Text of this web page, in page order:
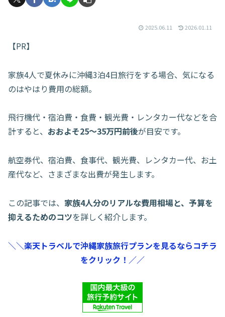
2025.06.11 2026.01.11
【PR】
家族4人で夏休みに沖縄3泊4日旅行をする場合、気になる
のはやはり費用の総額。
飛行機代・宿泊費・食費・観光費・レンタカー代などを合
計すると、 おおよそ25〜35万円前後が目安です。
航空券代、宿泊費、食事代、観光費、レンタカー代、お土
産代など、さまざまな出費が発生します。
この記事では、 家族4人分のリアルな費用相場と、予算を
抑えるためのコツを詳しく紹介します。
＼＼楽天トラベルで沖縄家族旅行プランを見るならコチラ
をクリック！／／